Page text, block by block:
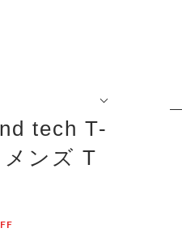
tech T-
ンズ T